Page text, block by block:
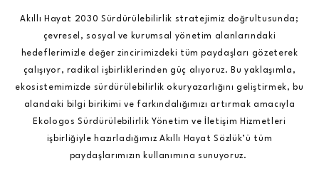
Akıllı Hayat 2030 Sürdürülebilirlik stratejimiz doğrultusunda;
çevresel, sosyal ve kurumsal yönetim alanlarındaki
hedeflerimizle değer zincirimizdeki tüm paydaşları gözeterek
çalışıyor, radikal işbirliklerinden güç alıyoruz. Bu yaklaşımla,
ekosistemimizde sürdürülebilirlik okuryazarlığını geliştirmek, bu
alandaki bilgi birikimi ve farkındalığımızı artırmak amacıyla
Ekologos Sürdürülebilirlik Yönetim ve İletişim Hizmetleri
işbirliğiyle hazırladığımız Akıllı Hayat Sözlük’ü tüm
paydaşlarımızın kullanımına sunuyoruz.